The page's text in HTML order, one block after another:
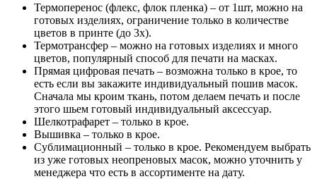
Термоперенос (флекс, флок пленка) – от 1шт, можно на
готовых изделиях, ограничение только в количестве
цветов в принте (до 3х).
Термотрансфер – можно на готовых изделиях и много
цветов, популярный способ для печати на масках.
Прямая цифровая печать – возможна только в крое, то
есть если вы закажите индивидуальный пошив масок.
Сначала мы кроим ткань, потом делаем печать и после
этого шьем готовый индивидуальный аксессуар.
Шелкотрафарет – только в крое.
Вышивка – только в крое.
Сублимационный – только в крое. Рекомендуем выбрать
из уже готовых неопреновых масок, можно уточнить у
менеджера что есть в ассортименте на дату.